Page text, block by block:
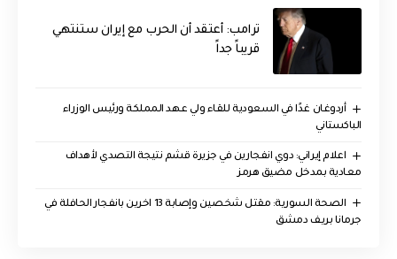
‏ترامب: أعتقد أن الحرب مع إيران ستنتهي
قريباً جداً
أردوغان غدًا في السعودية للقاء ولي عهد المملكة ورئيس الوزراء
الباكستاني
اعلام إيراني: دوي انفجارين في جزيرة قشم نتيجة التصدي لأهداف
معادية بمدخل مضيق هرمز
الصحة السورية: مقتل شخصين وإصابة 13 اخرين بانفجار الحافلة في
جرمانا بريف دمشق